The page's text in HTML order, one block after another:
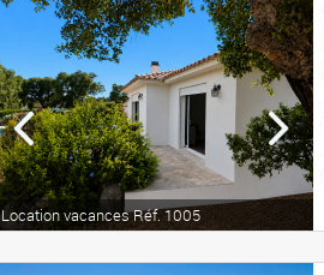
Location vacances Réf. 1005